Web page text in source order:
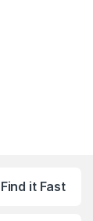
Find it Fast